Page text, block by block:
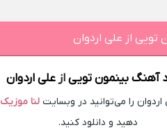
تویی از علی اردوان
آهنگبینمون توییازعلی اردوان
را می‌توانید در وبسایت لنا موزیک
دهید و دانلود کنید.